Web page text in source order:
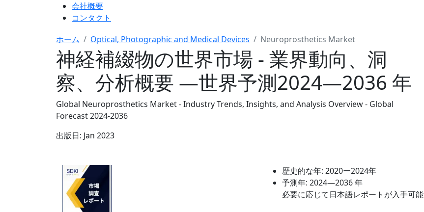
会社概要
コンタクト
ホーム Optical, Photographic and Medical Devices Neuroprosthetics Market
神経補綴物の世界市場 - 業界動向、洞
察、分析概要 ―世界予測2024―2036 年
Global Neuroprosthetics Market - Industry Trends, Insights, and Analysis Overview - Global
Forecast 2024-2036
出版日: Jan 2023
歴史的な年: 2020ー2024年
予測年: 2024―2036 年
必要に応じて日本語レポートが入手可能